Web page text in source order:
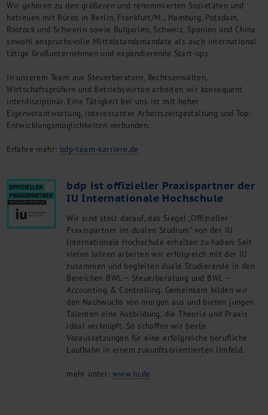
Steuerberatung
Rechtsberatung
Wirtschaftsprüfung
Unternehmensfinanzierung
M&A + Unternehmensnachfolge
Management Consulting
Internationalisierung
China Consulting
Finanz- und Lohnbuchhaltung
Steuerberatung
Rechtsberatung
M&A Deutschland/China
Unternehmensfinanzierung
Industrielle Dienstleistungen
Inbound Investments
Wir gehören zu den größeren und renommierten Sozietäten und
betreuen mit Büros in Berlin, Frankfurt/M., Hamburg, Potsdam,
Rostock und Schwerin sowie Bulgarien, Schweiz, Spanien und China
sowohl anspruchsvolle Mittelstandsmandate als auch international
tätige Großunternehmen und expandierende Start-ups.
In unserem Team aus Steuerberatern, Rechtsanwälten,
Wirtschaftsprüfern und Betriebswirten arbeiten wir konsequent
interdisziplinär. Eine Tätigkeit bei uns ist mit hoher
Eigenverantwortung, interessanter Arbeitszeitgestaltung und Top-
Entwicklungsmöglichkeiten verbunden.
Erfahre mehr: bdp-team-karriere.de
bdp ist offizieller Praxispartner der
IU Internationale Hochschule
Wir sind stolz darauf, das Siegel „Offizieller
Praxispartner im dualen Studium“ von der IU
Internationale Hochschule erhalten zu haben. Seit
vielen Jahren arbeiten wir erfolgreich mit der IU
zusammen und begleiten duale Studierende in den
Bereichen BWL – Steuerberatung und BWL –
Accounting & Controlling. Gemeinsam bilden wir
den Nachwuchs von morgen aus und bieten jungen
Talenten eine Ausbildung, die Theorie und Praxis
ideal verknüpft. So schaffen wir beste
Voraussetzungen für eine erfolgreiche berufliche
Laufbahn in einem zukunftsorientierten Umfeld.
mehr unter:www.iu.de